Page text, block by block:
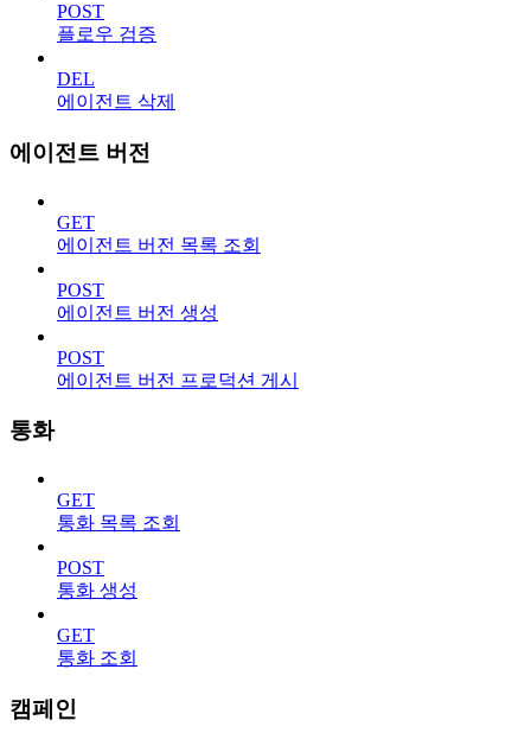
POST
플로우 검증
DEL
에이전트 삭제
에이전트 버전
GET
에이전트 버전 목록 조회
POST
에이전트 버전 생성
POST
에이전트 버전 프로덕션 게시
통화
GET
통화 목록 조회
POST
통화 생성
GET
통화 조회
캠페인